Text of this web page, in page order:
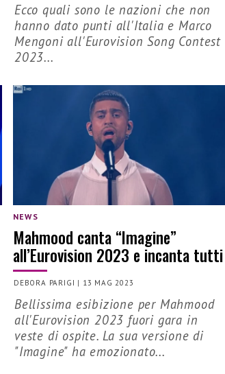
Ecco quali sono le nazioni che non
hanno dato punti all'Italia e Marco
Mengoni all'Eurovision Song Contest
2023...
NEWS
Mahmood canta “Imagine”
all’Eurovision 2023 e incanta tutti
DEBORA PARIGI | 13 MAG 2023
Bellissima esibizione per Mahmood
all'Eurovision 2023 fuori gara in
veste di ospite. La sua versione di
"Imagine" ha emozionato...